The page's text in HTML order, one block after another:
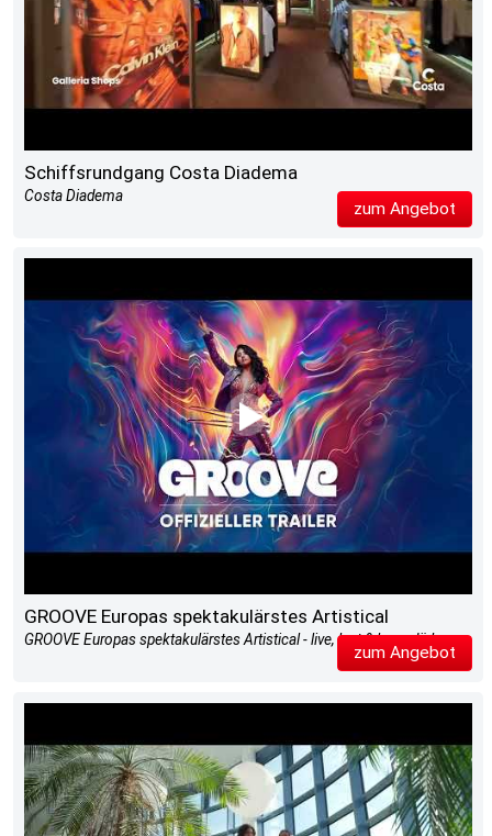
Schiffsrundgang Costa Diadema
Costa Diadema
zum Angebot
GROOVE Europas spektakulärstes Artistical
GROOVE Europas spektakulärstes Artistical - live, laut & legendär!
zum Angebot